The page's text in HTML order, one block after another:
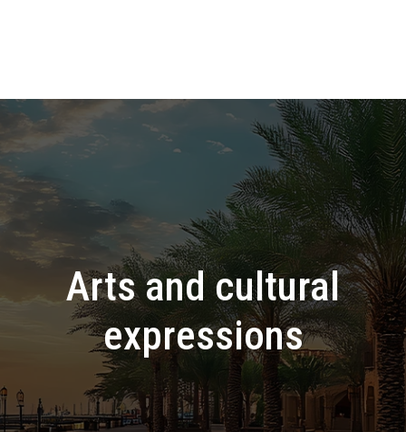
Arts and cultural
expressions